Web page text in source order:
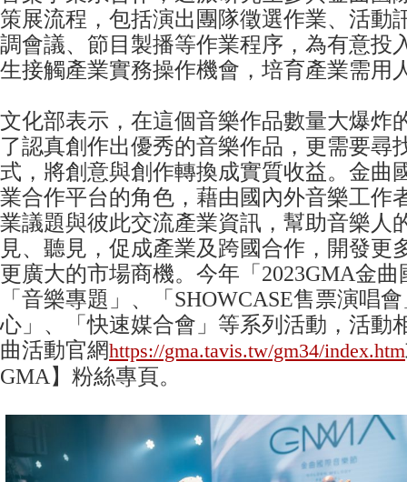
策展流程，包括演出團隊徵選作業、活動
調會議、節目製播等作業程序，為有意投
生接觸產業實務操作機會，培育產業需用
文化部表示，在這個音樂作品數量大爆炸
了認真創作出優秀的音樂作品，更需要尋
式，將創意與創作轉換成實質收益。金曲
業合作平台的角色，藉由國內外音樂工作
業議題與彼此交流產業資訊，幫助音樂人
見、聽見，促成產業及跨國合作，開發更
更廣大的市場商機。今年「2023GMA金
「音樂專題」、「SHOWCASE售票演唱
心」、「快速媒合會」等系列活動，活動
曲活動官網https://gma.tavis.tw/gm34/index.htm
GMA】粉絲專頁。